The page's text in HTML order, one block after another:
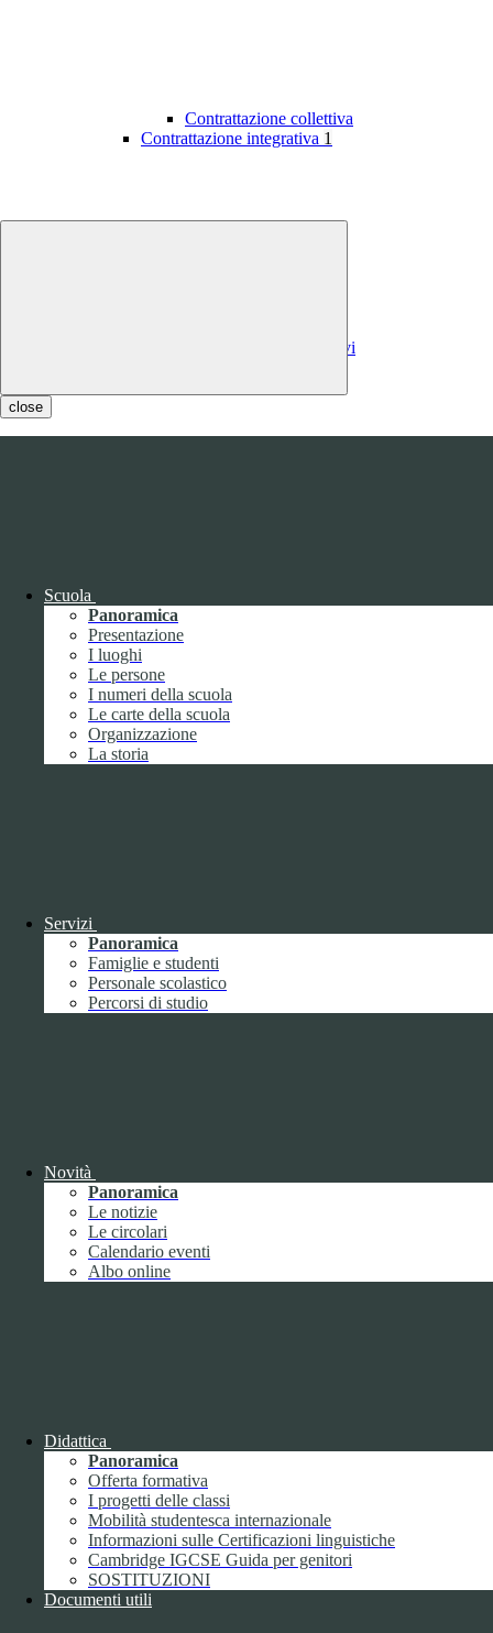
close
Scuola
Panoramica
Presentazione
I luoghi
Le persone
I numeri della scuola
Le carte della scuola
Organizzazione
La storia
Servizi
Panoramica
Famiglie e studenti
Personale scolastico
Percorsi di studio
Novità
Panoramica
Le notizie
Le circolari
Calendario eventi
Albo online
Didattica
Panoramica
Offerta formativa
I progetti delle classi
Mobilità studentesca internazionale
Informazioni sulle Certificazioni linguistiche
Cambridge IGCSE Guida per genitori
SOSTITUZIONI
Documenti utili
Contrattazione collettiva
Contrattazione integrativa 1
Costi contratti integrativi
Bandi di concorso
Bandi di concorso (da pubblicare in
tabelle)
Performance1
Sistema di misurazione e valutazione della
performance